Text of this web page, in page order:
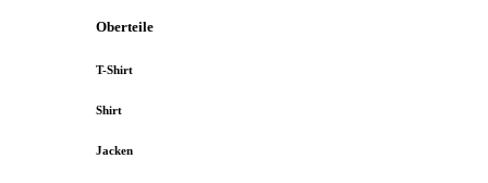
Oberteile
T-Shirt
Shirt
Jacken